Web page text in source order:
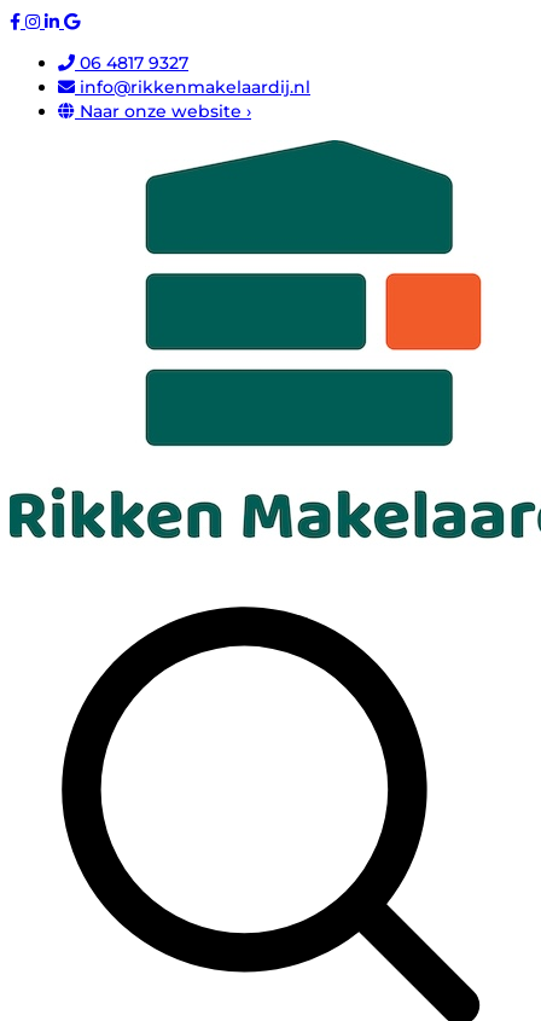
06 4817 9327
info@rikkenmakelaardij.nl
Naar onze website ›